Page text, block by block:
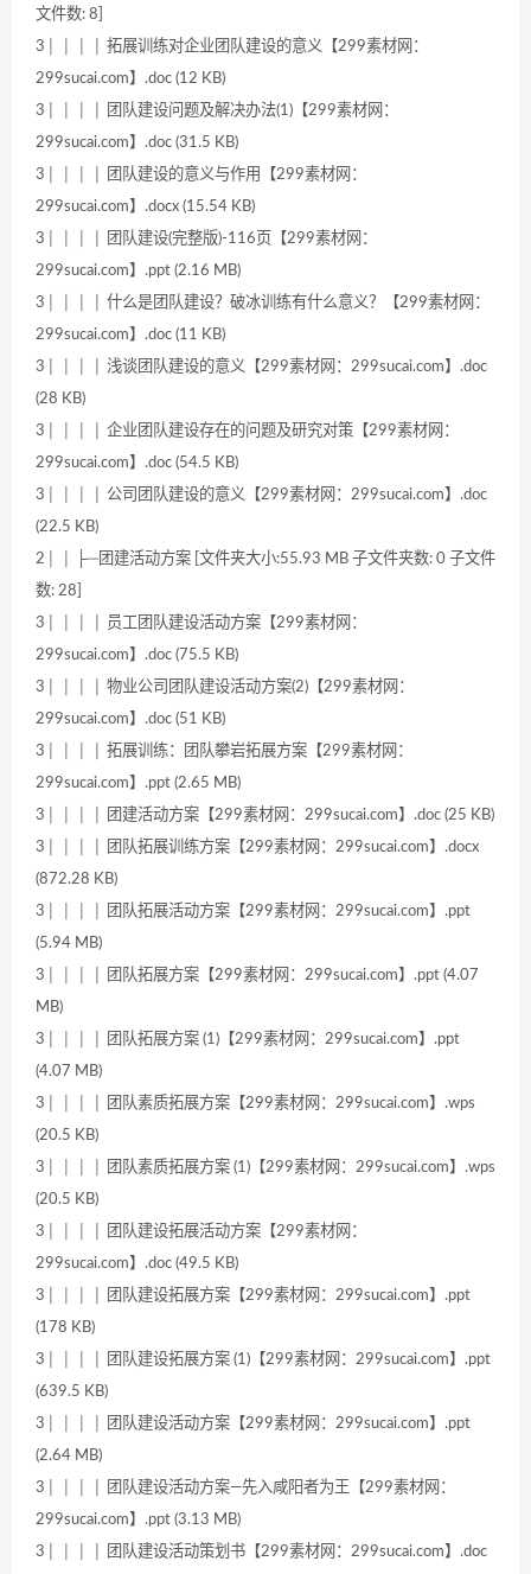
文件数: 8]
3│ │ │ │ 拓展训练对企业团队建设的意义【299素材网：
299sucai.com】.doc (12 KB)
3│ │ │ │ 团队建设问题及解决办法(1)【299素材网：
299sucai.com】.doc (31.5 KB)
3│ │ │ │ 团队建设的意义与作用【299素材网：
299sucai.com】.docx (15.54 KB)
3│ │ │ │ 团队建设(完整版)-116页【299素材网：
299sucai.com】.ppt (2.16 MB)
3│ │ │ │ 什么是团队建设？破冰训练有什么意义？【299素材网：
299sucai.com】.doc (11 KB)
3│ │ │ │ 浅谈团队建设的意义【299素材网：299sucai.com】.doc
(28 KB)
3│ │ │ │ 企业团队建设存在的问题及研究对策【299素材网：
299sucai.com】.doc (54.5 KB)
3│ │ │ │ 公司团队建设的意义【299素材网：299sucai.com】.doc
(22.5 KB)
2│ │ ├─团建活动方案 [文件夹大小:55.93 MB 子文件夹数: 0 子文件
数: 28]
3│ │ │ │ 员工团队建设活动方案【299素材网：
299sucai.com】.doc (75.5 KB)
3│ │ │ │ 物业公司团队建设活动方案(2)【299素材网：
299sucai.com】.doc (51 KB)
3│ │ │ │ 拓展训练：团队攀岩拓展方案【299素材网：
299sucai.com】.ppt (2.65 MB)
3│ │ │ │ 团建活动方案【299素材网：299sucai.com】.doc (25 KB)
3│ │ │ │ 团队拓展训练方案【299素材网：299sucai.com】.docx
(872.28 KB)
3│ │ │ │ 团队拓展活动方案【299素材网：299sucai.com】.ppt
(5.94 MB)
3│ │ │ │ 团队拓展方案【299素材网：299sucai.com】.ppt (4.07
MB)
3│ │ │ │ 团队拓展方案 (1)【299素材网：299sucai.com】.ppt
(4.07 MB)
3│ │ │ │ 团队素质拓展方案【299素材网：299sucai.com】.wps
(20.5 KB)
3│ │ │ │ 团队素质拓展方案 (1)【299素材网：299sucai.com】.wps
(20.5 KB)
3│ │ │ │ 团队建设拓展活动方案【299素材网：
299sucai.com】.doc (49.5 KB)
3│ │ │ │ 团队建设拓展方案【299素材网：299sucai.com】.ppt
(178 KB)
3│ │ │ │ 团队建设拓展方案 (1)【299素材网：299sucai.com】.ppt
(639.5 KB)
3│ │ │ │ 团队建设活动方案【299素材网：299sucai.com】.ppt
(2.64 MB)
3│ │ │ │ 团队建设活动方案—先入咸阳者为王【299素材网：
299sucai.com】.ppt (3.13 MB)
3│ │ │ │ 团队建设活动策划书【299素材网：299sucai.com】.doc